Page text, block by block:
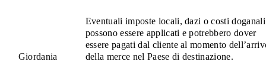
Giordania
Eventuali imposte locali, dazi o costi doganali
possono essere applicati e potrebbero dover
essere pagati dal cliente al momento
della merce nel Paese di destinazione.